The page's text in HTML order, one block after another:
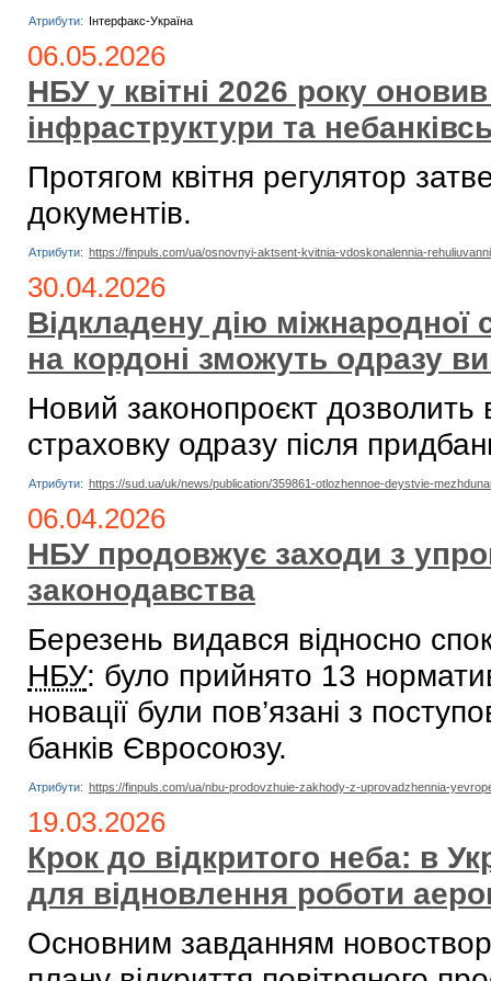
Атрибути: Інтерфакс-Україна
06.05.2026
НБУ у квітні 2026 року
інфраструктури та
Протягом квітня регулятор
документів.
Атрибути: https://finpuls.com/ua/osnovnyi-aktsent-kvitnia-vdoskonalennia-
30.04.2026
Відкладену дію міжнародної
на кордоні зможуть одразу
Новий законопроєкт дозволить
страховку одразу після
Атрибути: https://sud.ua/uk/news/publication/359861-otlozhennoe-deystvie-
06.04.2026
НБУ продовжує заходи з
законодавства
Березень видався відносно
НБУ: було прийнято 13
новації були пов’язані з
банків Євросоюзу.
Атрибути: https://finpuls.com/ua/nbu-prodovzhuie-zakhody-z-uprovadzhennia-
19.03.2026
Крок до відкритого неба: в
для відновлення роботи
Основним завданням